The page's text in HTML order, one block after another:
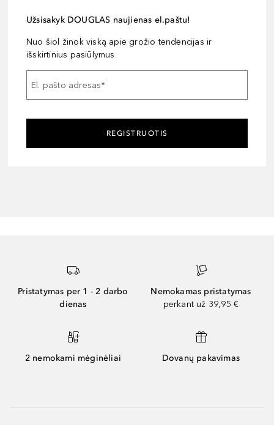
Užsisakyk DOUGLAS naujienas el.paštu!
Nuo šiol žinok viską apie grožio tendencijas ir
išskirtinius pasiūlymus
El. pašto adresas*
REGISTRUOTIS
Pristatymas per 1 - 2 darbo
dienas
Nemokamas pristatymas
perkant už 39,95 €
2 nemokami mėginėliai Dovanų pakavimas